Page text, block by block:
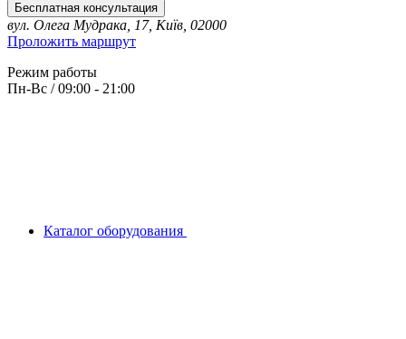
Бесплатная консультация
вул. Олега Мудрака, 17, Київ, 02000
Проложить маршрут
Режим работы
Пн-Вс / 09:00 - 21:00
Каталог оборудования